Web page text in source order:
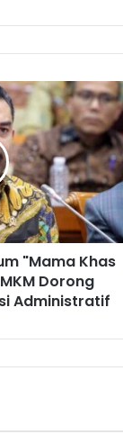
"Mama Khas
Dorong
Administratif